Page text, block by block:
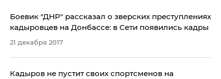
Боевик "ДНР" рассказал о зверских преступлениях
кадыровцев на Донбассе: в Сети появились кадры
21 декабря 2017
Кадыров не пустит своих спортсменов на